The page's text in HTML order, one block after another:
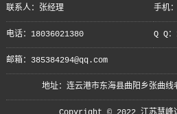
联系人：张经理 手机
电话：18036021380 Q Q
邮箱：385384294@qq.com
地址：连云港市东海县曲阳乡张曲